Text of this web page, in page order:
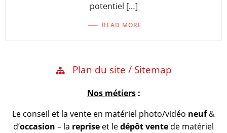
potentiel […]
READ MORE
Plan du site / Sitemap
Nos métiers:
Le conseil et la vente en matériel photo/vidéo neuf&
d’occasion – la reprise et ledépôt vente de matériel